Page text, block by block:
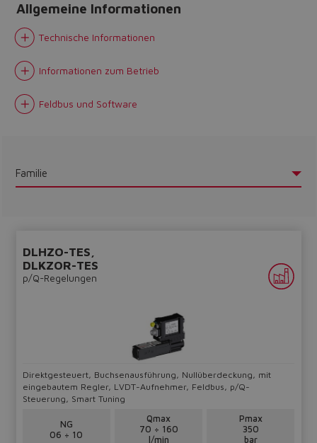
Do you want to leave the
configurator?
The running selection will be
lost.
Allgemeine Informationen
Technische Informationen
Informationen zum Betrieb
Feldbus und Software
Familie
DLHZO-TES,
DLKZOR-TES
p/Q-Regelungen
Direktgesteuert, Buchsenausführung, Nullüberdeckung, mit
eingebautem Regler, LVDT-Aufnehmer, Feldbus, p/Q-
Steuerung, Smart Tuning
NG
06 ÷ 10
Qmax
70 ÷ 160
l/min
Pmax
350
bar